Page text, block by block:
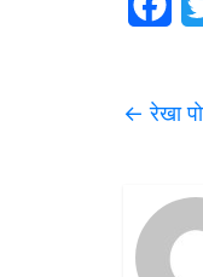
o
← रेखा